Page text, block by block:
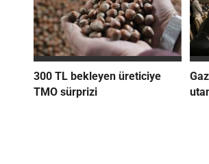
300 TL bekleyen üreticiye
TMO sürprizi